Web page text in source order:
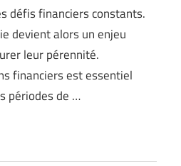
défis financiers constants.
devient alors un enjeu
leur pérennité.
financiers est essentiel
périodes de …